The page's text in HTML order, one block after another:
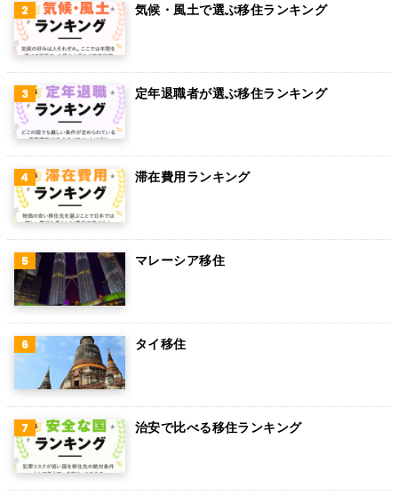
グアム
パラグアイ
アラブ首長国連邦
スウェーデン
ペルー
ボリビア
カンボジア
オーストリア
ロシア
ミャンマー
アイルランド
トルコ
フィンランド
チェコ
気候・風土で選ぶ移住ランキング
定年退職者が選ぶ移住ランキング
滞在費用ランキング
マレーシア移住
タイ移住
治安で比べる移住ランキング